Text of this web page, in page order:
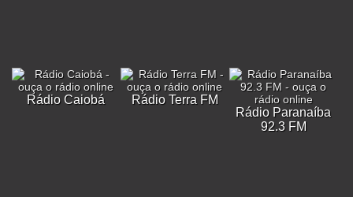
Rádio Caiobá
Rádio Terra FM
Rádio Paranaíba
92.3 FM